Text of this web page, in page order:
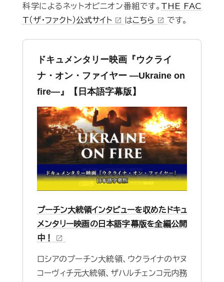
科学によるネットオピニオン番組です。 THE FAC
T（ザ・ファクト）公式サイト open_in_new はこちら open_in_new です。
ドキュメンタリー映画『ウクライ
ナ・オン・ファイヤー ―Ukraine on
fire—』【日本語字幕版】
プーチン大統領インタビューを収めたドキュ
メンタリー映画の日本語字幕版を全編公開
中！
open_in_new
ロシアのプーチン大統領、ウクライナのヤヌ
コーヴィチ元大統領、ザハルチェンコ元内務